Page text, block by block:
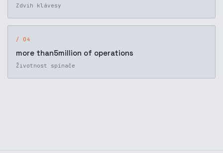
Zdvih klávesy
/ 04
more than5million of operations
Životnost spínače